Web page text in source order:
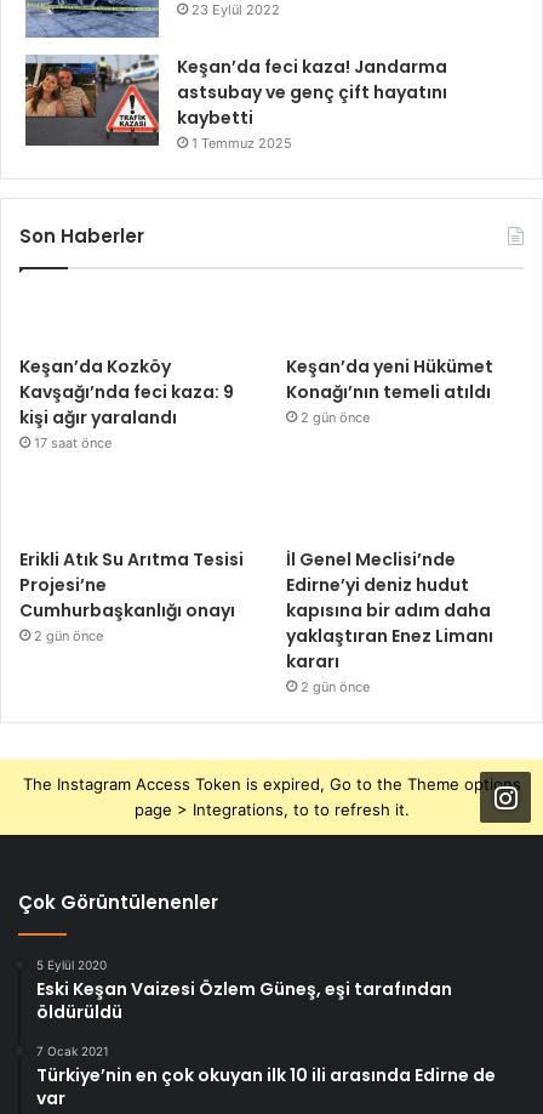
23 Eylül 2022
Keşan’da feci kaza! Jandarma
astsubay ve genç çift hayatını
kaybetti
1 Temmuz 2025
Son Haberler
Keşan’da Kozköy
Kavşağı’nda feci kaza: 9
kişi ağır yaralandı
17 saat önce
Keşan’da yeni Hükümet
Konağı’nın temeli atıldı
2 gün önce
Erikli Atık Su Arıtma Tesisi
Projesi’ne
Cumhurbaşkanlığı onayı
2 gün önce
İl Genel Meclisi’nde
Edirne’yi deniz hudut
kapısına bir adım daha
yaklaştıran Enez Limanı
kararı
2 gün önce
The Instagram Access Token is expired, Go to the Theme options
page > Integrations, to to refresh it.
Çok Görüntülenenler
5 Eylül 2020
Eski Keşan Vaizesi Özlem Güneş, eşi tarafından
öldürüldü
7 Ocak 2021
Türkiye’nin en çok okuyan ilk 10 ili arasında Edirne de
var